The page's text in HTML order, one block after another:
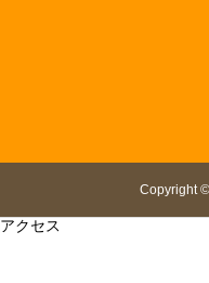
Copyright
アクセス